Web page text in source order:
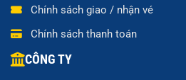
Chính sách giao / nhận vé
Chính sách thanh toán
CÔNG TY